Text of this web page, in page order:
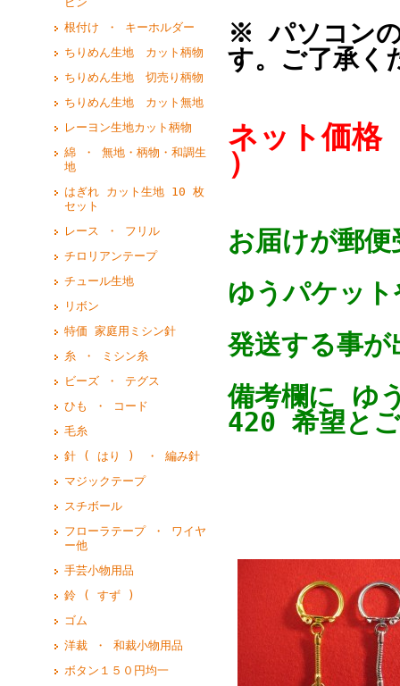
根付け ・ キーホルダー
ちりめん生地 カット柄物
ちりめん生地 切売り柄物
ちりめん生地 カット無地
レーヨン生地カット柄物
綿 ・ 無地・柄物・和調生
地
はぎれ カット生地 10 枚
セット
レース ・ フリル
チロリアンテープ
チュール生地
リボン
特価 家庭用ミシン針
糸 ・ ミシン糸
ビーズ ・ テグス
ひも ・ コード
毛糸
針 ( はり ) ・ 編み針
マジックテープ
スチボール
フローラテープ ・ ワイヤ
ー他
手芸小物用品
鈴 ( すず )
ゴム
洋裁 ・ 和裁小物用品
ボタン１５０円均一
※ パソコンの
す。ご了承く
ネット価
）
お届けが郵
ゆうパケッ
発送する事が
備考欄に ゆ
420 希望と